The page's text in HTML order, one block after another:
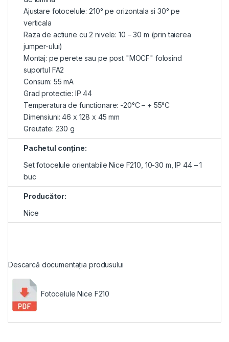
Ajustare fotocelule: 210° pe orizontala si 30° pe
verticala
Raza de actiune cu 2 nivele: 10 – 30 m (prin taierea
jumper-ului)
Montaj: pe perete sau pe post "MOCF" folosind
suportul FA2
Consum: 55 mA
Grad protectie: IP 44
Temperatura de functionare: -20°C – + 55°C
Dimensiuni: 46 x 128 x 45 mm
Greutate: 230 g
Pachetul conţine:
Set fotocelule orientabile Nice F210, 10-30 m, IP 44 – 1
buc
Producător:
Nice
Descarcă documentația produsului
Fotocelule Nice F210